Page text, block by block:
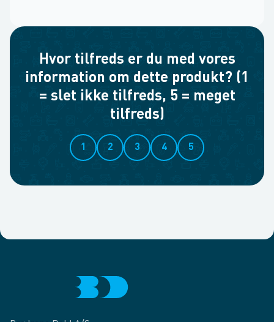
Hvor tilfreds er du med vores
information om dette produkt? (1
= slet ikke tilfreds, 5 = meget
tilfreds)
1 2 3 4 5